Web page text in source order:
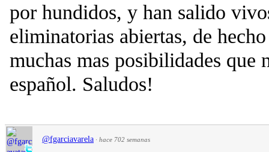
por hundidos, y han salido
eliminatorias abiertas, de
muchas mas posibilidades que
español. Saludos!
@fgarciavarela · hace 702 semanas